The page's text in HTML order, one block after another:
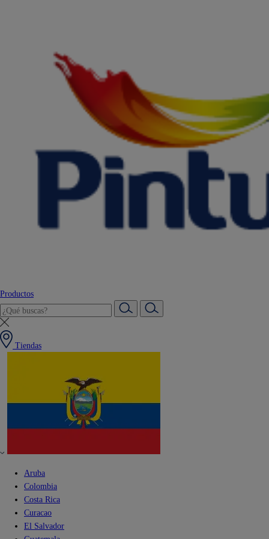
Productos
Tiendas
Aruba
Colombia
Costa Rica
Curacao
El Salvador